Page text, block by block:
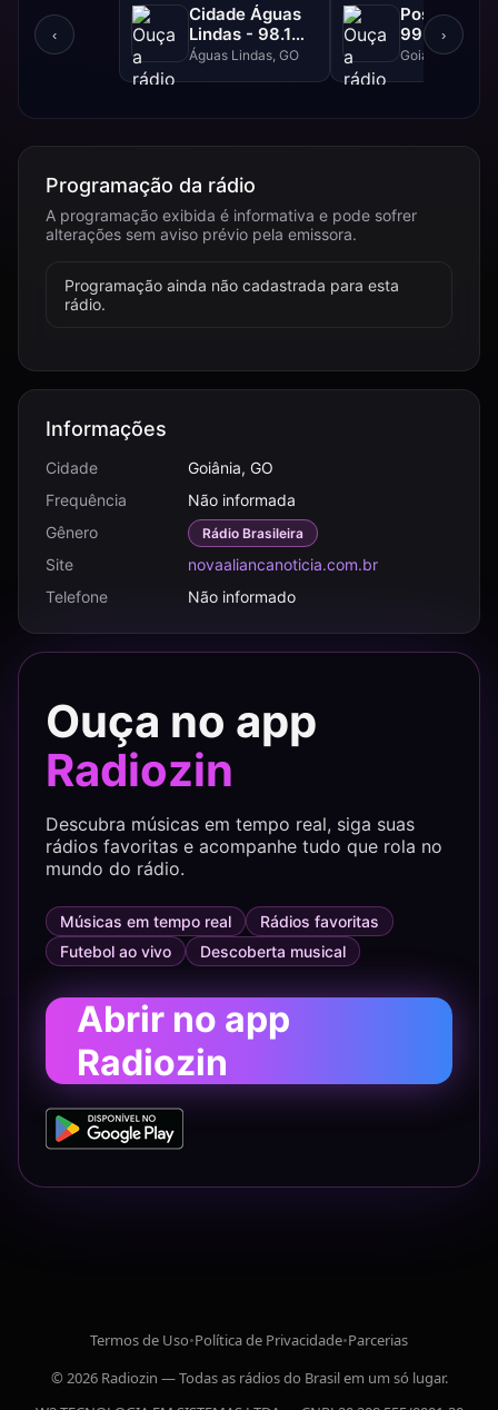
‹
Cidade Águas
Lindas - 98.1
FM
Águas Lindas, GO
Positiva
99.1 FM
Goiânia, GO
›
Programação da rádio
A programação exibida é informativa e pode sofrer
alterações sem aviso prévio pela emissora.
Programação ainda não cadastrada para esta
rádio.
Informações
Cidade
Goiânia, GO
Frequência
Não informada
Gênero
Rádio Brasileira
Site
novaaliancanoticia.com.br
Telefone
Não informado
Ouça no app
Radiozin
Descubra músicas em tempo real, siga suas
rádios favoritas e acompanhe tudo que rola no
mundo do rádio.
Músicas em tempo real
Rádios favoritas
Futebol ao vivo
Descoberta musical
Abrir no app
Radiozin
Termos de Uso•Política de Privacidade•Parcerias
© 2026 Radiozin — Todas as rádios do Brasil em um só lugar.